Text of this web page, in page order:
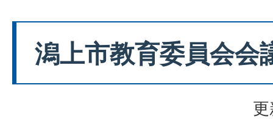
潟上市教育委員会会